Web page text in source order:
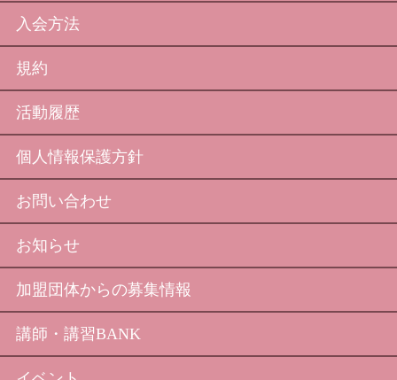
入会方法
規約
活動履歴
個人情報保護方針
お問い合わせ
お知らせ
加盟団体からの募集情報
講師・講習BANK